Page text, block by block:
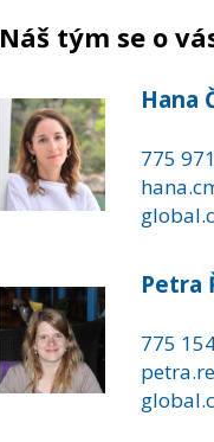
Náš tým se o
Hana
775
Petra
775